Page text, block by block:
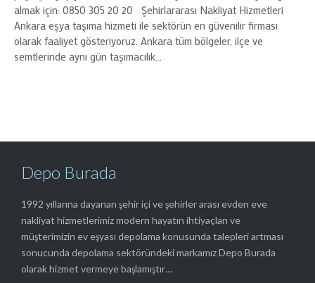
almak için: 0850 305 20 20 Şehirlararası Nakliyat Hizmetleri
Ankara eşya taşıma hizmeti ile sektörün en güvenilir firması
olarak faaliyet gösteriyoruz. Ankara tüm bölgeler, ilçe ve
semtlerinde aynı gün taşımacılık…
Depo Burada
1992 yıllarına dayanan şehir içi ve şehirler arası evden eve
nakliyat hizmetlerimiz modern hayatın ihtiyaçları ve
müşterimizin ev eşyası depolama konusunda talepleri artması
sonucunda depolama sektöründeki markamız Depo Burada
olarak hizmet vermeye başlamıştır…